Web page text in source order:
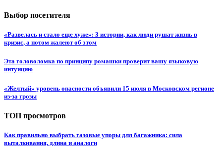
Выбор посетителя
«Развелась и стало еще хуже»: 3 истории, как люди рушат жизнь в
кризис, а потом жалеют об этом
Эта головоломка по принципу ромашки проверит вашу языковую
интуицию
«Желтый» уровень опасности объявили 15 июля в Московском регионе
из-за грозы
ТОП просмотров
Как правильно выбрать газовые упоры для багажника: сила
выталкивания, длина и аналоги